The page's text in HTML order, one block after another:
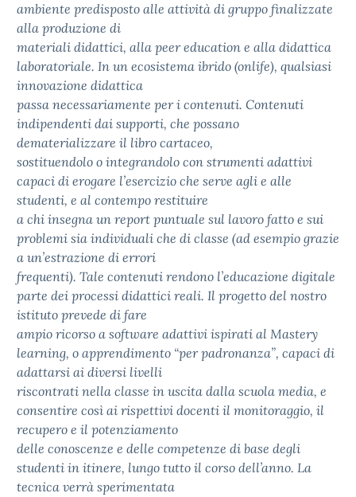
ambiente predisposto alle attività di gruppo finalizzate
alla produzione di
materiali didattici, alla peer education e alla didattica
laboratoriale. In un ecosistema ibrido (onlife), qualsiasi
innovazione didattica
passa necessariamente per i contenuti. Contenuti
indipendenti dai supporti, che possano
dematerializzare il libro cartaceo,
sostituendolo o integrandolo con strumenti adattivi
capaci di erogare l’esercizio che serve agli e alle
studenti, e al contempo restituire
a chi insegna un report puntuale sul lavoro fatto e sui
problemi sia individuali che di classe (ad esempio grazie
a un’estrazione di errori
frequenti). Tale contenuti rendono l’educazione digitale
parte dei processi didattici reali. Il progetto del nostro
istituto prevede di fare
ampio ricorso a software adattivi ispirati al Mastery
learning, o apprendimento “per padronanza”, capaci di
adattarsi ai diversi livelli
riscontrati nella classe in uscita dalla scuola media, e
consentire così ai rispettivi docenti il monitoraggio, il
recupero e il potenziamento
delle conoscenze e delle competenze di base degli
studenti in itinere, lungo tutto il corso dell’anno. La
tecnica verrà sperimentata